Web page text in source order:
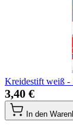
Kreidestift weiß -
3,40 €
In den